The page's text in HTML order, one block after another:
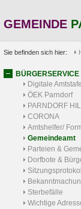
GEMEINDE
Sie befinden sich hier:
BÜRGERSERVICE
Digitale Amtstafel
ÖEK Parndorf
PARNDORF
CORONA
Amtshelfer/
Gemeindeamt
Parteien &
Dorfbote &
Sterbefälle
Wichtige